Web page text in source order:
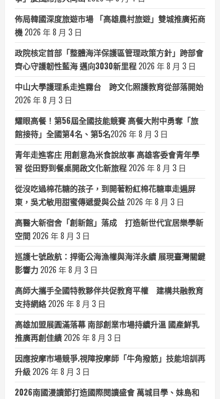
佈局韓國深度旅遊市場 「高雄農村旅遊」雙城推廣拓商
機 2026 年 8 月 3 日
政院核定首部「整體海洋保護區管理政策方針」跨部會
齊心守護韌性藍海 邁向3030新里程 2026 年 8 月 3 日
中山大學護理系走進霧台 跨文化照護教育從部落開始
2026 年 8 月 3 日
耀眼高餐！第56屆全國技能競賽 高餐大附中勇奪「旅
館接待」全國第4名、第5名​2026 年 8 月 3 日
青年走進客庄 用創意為米食說故事 高雄客委會青年學
習 從田野到餐桌開啟文化新旅程 2026 年 8 月 3 日
從沒吃過棉花糖的孩子，到開著粉紅棉花糖車走遍屏
東，吳尤敏用甜蜜傳遞愛與公益 2026 年 8 月 3 日
高醫大新宿舍「創新館」落成 打造新世代宜居樂學新
空間 2026 年 8 月 3 日
巡護七號啟航：捍衛公海漁權與海洋永續 展現臺灣關鍵
影響力 2026 年 8 月 3 日
高師大攜手全國特教夥伴共促教育平權 建構共融教育
支持網絡 2026 年 8 月 3 日
高雄加盟展圓滿落幕 南部創業市場持續升溫 國產鮮乳
推廣再創佳績 2026 年 8 月 3 日
因應按摩市場競爭.視障按摩師「牛角撥筋」技能培訓再
升級 2026 年 8 月 3 日
2026南國漫讀節打造國際閱讀盛會 萬城目學、妹島和